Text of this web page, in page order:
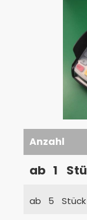
Anzahl
ab 1
ab 5 Stück